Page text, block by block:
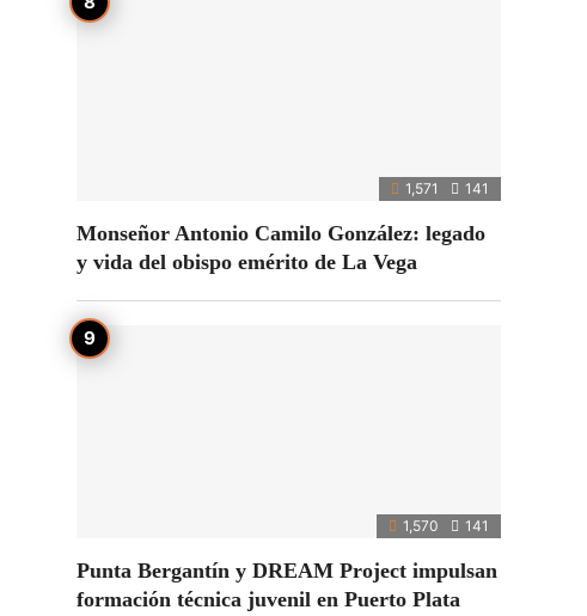
1,571 141
Monseñor Antonio Camilo González: legado
y vida del obispo emérito de La Vega
1,570 141
Punta Bergantín y DREAM Project impulsan
formación técnica juvenil en Puerto Plata